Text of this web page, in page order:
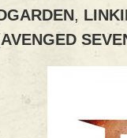
,
AVENGED